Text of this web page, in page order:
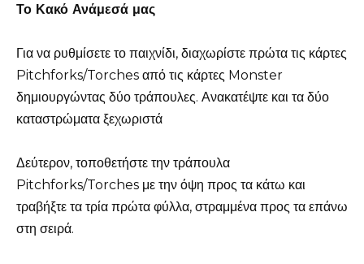
Το Κακό Ανάμεσά μας
Για να ρυθμίσετε το παιχνίδι, διαχωρίστε πρώτα τις κάρτες
Pitchforks/Torches από τις κάρτες Monster
δημιουργώντας δύο τράπουλες. Ανακατέψτε και τα δύο
καταστρώματα ξεχωριστά
Δεύτερον, τοποθετήστε την τράπουλα
Pitchforks/Torches με την όψη προς τα κάτω και
τραβήξτε τα τρία πρώτα φύλλα, στραμμένα προς τα επάνω
στη σειρά.